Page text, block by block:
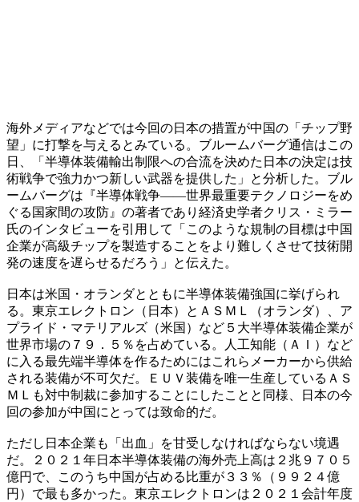
海外メディアなどでは今回の日本の措置が中国の「チップ野
望」に打撃を与えるとみている。ブルームバーグ通信はこの
日、「半導体装備輸出制限への合流を決めた日本の決定は技
術戦争で強力かつ新しい武器を提供した」と分析した。ブル
ームバーグは『半導体戦争――世界最重要テクノロジーをめ
ぐる国家間の攻防』の著者であり経済史学者クリス・ミラー
氏のインタビューを引用して「このような規制の目標は中国
企業が高級チップを製造することをより難しくさせて技術開
発の速度を遅らせるだろう」と伝えた。
日本は米国・オランダとともに半導体装備強国に挙げられ
る。東京エレクトロン（日本）とＡＳＭＬ（オランダ）、ア
プライド・マテリアルズ（米国）など５大半導体装備企業が
世界市場の７９．５％を占めている。人工知能（ＡＩ）など
に入る最先端半導体を作るためにはこれらメーカーから供給
される装備が不可欠だ。ＥＵＶ装備を唯一生産しているＡＳ
ＭＬも対中制裁に参加することにしたことと同様、日本の今
回の参加が中国にとっては致命的だ。
ただし日本企業も「出血」を甘受しなければならない境遇
だ。２０２１年日本半導体装備の海外売上高は２兆９７０５
億円で、このうち中国が占める比重が３３％（９９２４億
円）で最も多かった。東京エレクトロンは２０２１会計年度